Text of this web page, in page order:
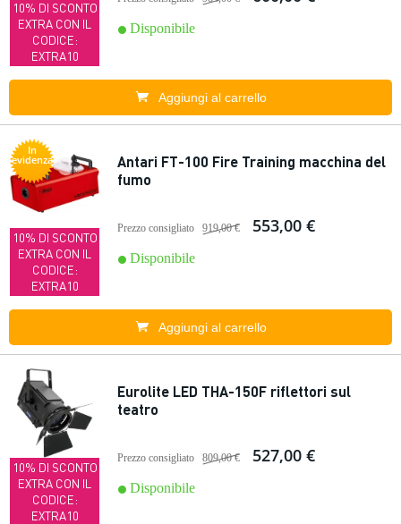
10% DI SCONTO
EXTRA CON IL
CODICE:
EXTRA10
Disponibile
Aggiungi al carrello
In
evidenza
10% DI SCONTO
EXTRA CON IL
CODICE:
EXTRA10
Antari FT-100 Fire Training macchina del
fumo
Prezzo consigliato 919,00 € 553,00 €
Disponibile
Aggiungi al carrello
10% DI SCONTO
EXTRA CON IL
CODICE:
EXTRA10
Eurolite LED THA-150F riflettori sul
teatro
Prezzo consigliato 809,00 € 527,00 €
Disponibile